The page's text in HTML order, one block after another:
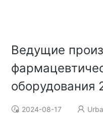
Ведущие
оборудования
2024-08-17